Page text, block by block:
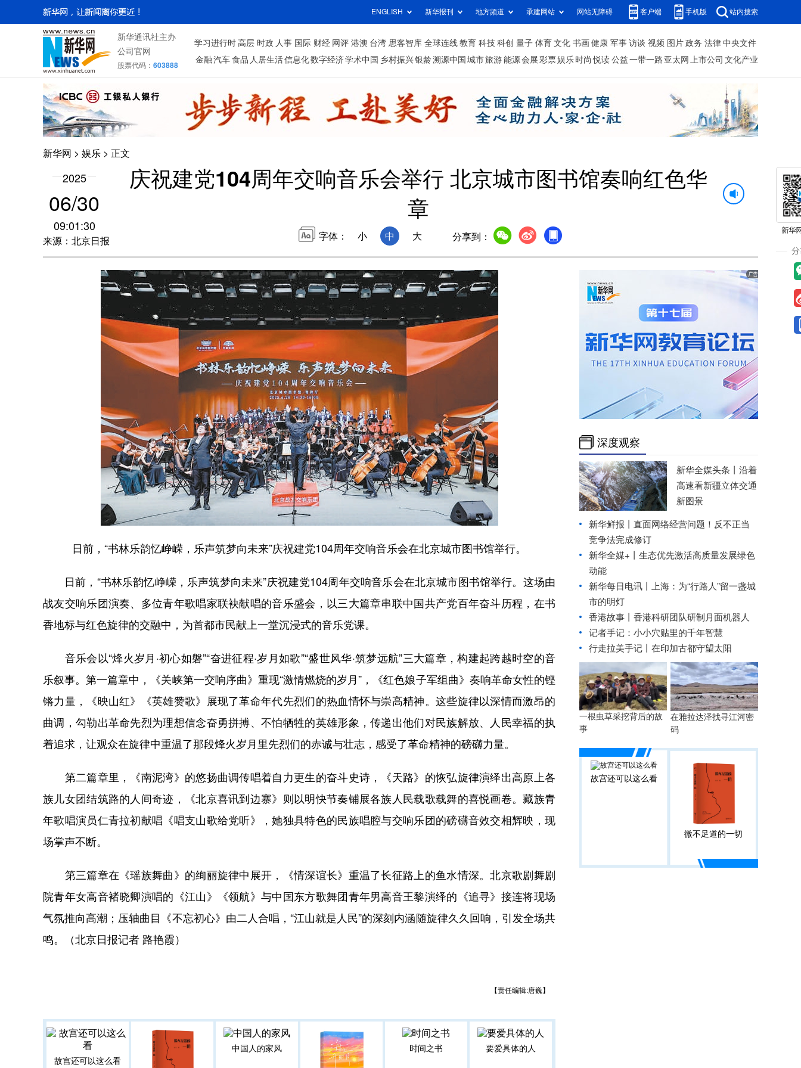
ENGLISH 新华报刊 地方频道 承建网站 网站无障碍 客户端 手机版 站内搜索
新华通讯社主办
公司官网
股票代码： 603888
学习进行时 高层 时政 人事 国际 财经 网评 港澳 台湾 思客智库 全球连线 教育 科技 科创 量子 体育 文化 书画 健康 军事 访谈 视频 图片 政务 法律 中央文件
金融 汽车 食品 人居生活信息化数字经济学术中国 乡村振兴银龄溯源中国 城市旅游 能源 会展 彩票娱乐 时尚 悦读 公益 一带一路 亚太网 上市公司 文化产业
新华网 > 娱乐 > 正文
2025
06/30
09:01:30
来源：北京日报
庆祝建党104周年交响音乐会举行 北京城市图书馆奏响红色华
章
字体： 小 中 大 分享到：
日前，“书林乐韵忆峥嵘，乐声筑梦向未来”庆祝建党104周年交响音乐会在北京城市图书馆举行。
日前，“书林乐韵忆峥嵘，乐声筑梦向未来”庆祝建党104周年交响音乐会在北京城市图书馆举行。这场由
战友交响乐团演奏、多位青年歌唱家联袂献唱的音乐盛会，以三大篇章串联中国共产党百年奋斗历程，在书
香地标与红色旋律的交融中，为首都市民献上一堂沉浸式的音乐党课。
音乐会以“烽火岁月·初心如磐”“奋进征程·岁月如歌”“盛世风华·筑梦远航”三大篇章，构建起跨越时空的音
乐叙事。第一篇章中，《关峡第一交响序曲》重现“激情燃烧的岁月”，《红色娘子军组曲》奏响革命女性的铿
锵力量，《映山红》《英雄赞歌》展现了革命年代先烈们的热血情怀与崇高精神。这些旋律以深情而激昂的
曲调，勾勒出革命先烈为理想信念奋勇拼搏、不怕牺牲的英雄形象，传递出他们对民族解放、人民幸福的执
着追求，让观众在旋律中重温了那段烽火岁月里先烈们的赤诚与壮志，感受了革命精神的磅礴力量。
第二篇章里，《南泥湾》的悠扬曲调传唱着自力更生的奋斗史诗，《天路》的恢弘旋律演绎出高原上各
族儿女团结筑路的人间奇迹，《北京喜讯到边寨》则以明快节奏铺展各族人民载歌载舞的喜悦画卷。藏族青
年歌唱演员仁青拉初献唱《唱支山歌给党听》，她独具特色的民族唱腔与交响乐团的磅礴音效交相辉映，现
场掌声不断。
第三篇章在《瑶族舞曲》的绚丽旋律中展开，《情深谊长》重温了长征路上的鱼水情深。北京歌剧舞剧
院青年女高音褚晓卿演唱的《江山》《领航》与中国东方歌舞团青年男高音王黎演绎的《追寻》接连将现场
气氛推向高潮；压轴曲目《不忘初心》由二人合唱，“江山就是人民”的深刻内涵随旋律久久回响，引发全场共
鸣。（北京日报记者 路艳霞）
【责任编辑:唐巍】
故宫还可以这么看
中国人的家风 时间之书 要爱具体的人
深度观察
新华全媒头条丨 沿着
高速看新疆立体交通
新图景
新华鲜报丨直面网络经营问题！反不正当
竞争法完成修订
新华全媒+丨 生态优先激活高质量发展绿色
动能
新华每日电讯丨
上海：为“行路人”留一盏城
市的明灯
香港故事丨 香港科研团队研制月面机器人
记者手记：小小穴贴里的千年智慧
行走拉美手记丨在印加古都守望太阳
一根虫草采挖背后的故
事
在雅拉达泽找寻江河密
码
故宫还可以这么看
微不足道的一切